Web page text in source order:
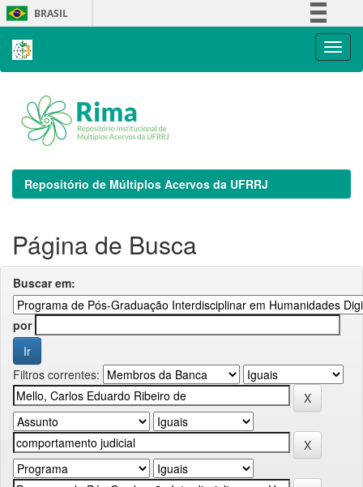
Skip
navigation
BRASIL
Repositório de Múltiplos Acervos da UFRRJ
Página de Busca
Buscar em:
por
Filtros correntes: